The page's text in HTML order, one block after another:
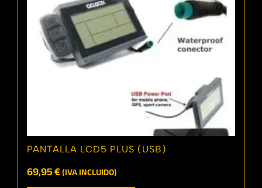
PANTALLA LCD5 PLUS (USB)
69,95€(IVA INCLUIDO)